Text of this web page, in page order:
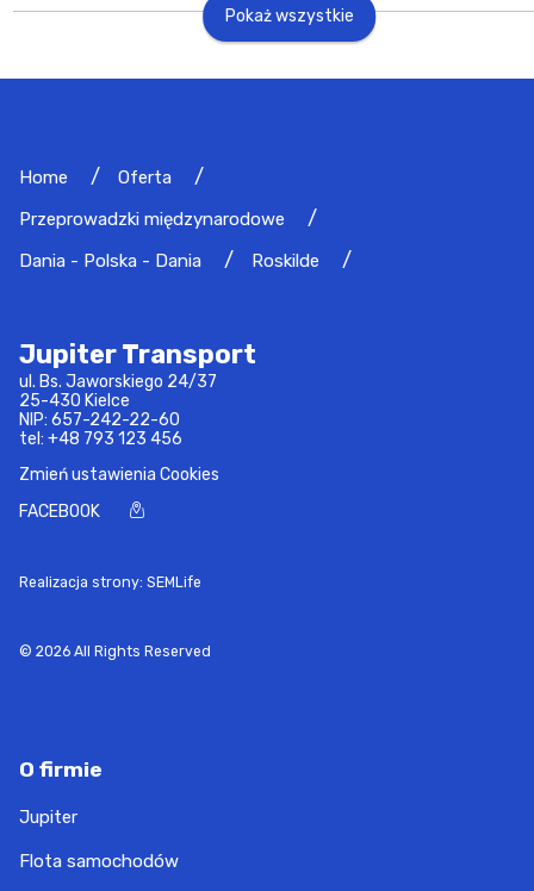
Pokaż wszystkie
Home
Oferta
Przeprowadzki międzynarodowe
Dania - Polska - Dania
Roskilde
Jupiter Transport
ul. Bs. Jaworskiego 24/37
25-430 Kielce
NIP: 657-242-22-60
tel: +48 793 123 456
Zmień ustawienia Cookies
FACEBOOK
Realizacja strony: SEMLife
© 2026 All Rights Reserved
O firmie
Jupiter
Flota samochodów